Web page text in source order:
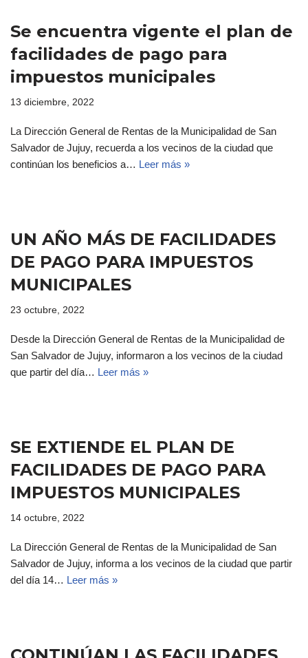
Se encuentra vigente el plan de
facilidades de pago para
impuestos municipales
13 diciembre, 2022
La Dirección General de Rentas de la Municipalidad de San
Salvador de Jujuy, recuerda a los vecinos de la ciudad que
continúan los beneficios a… Leer más »
UN AÑO MÁS DE FACILIDADES
DE PAGO PARA IMPUESTOS
MUNICIPALES
23 octubre, 2022
Desde la Dirección General de Rentas de la Municipalidad de
San Salvador de Jujuy, informaron a los vecinos de la ciudad
que partir del día… Leer más »
SE EXTIENDE EL PLAN DE
FACILIDADES DE PAGO PARA
IMPUESTOS MUNICIPALES
14 octubre, 2022
La Dirección General de Rentas de la Municipalidad de San
Salvador de Jujuy, informa a los vecinos de la ciudad que partir
del día 14… Leer más »